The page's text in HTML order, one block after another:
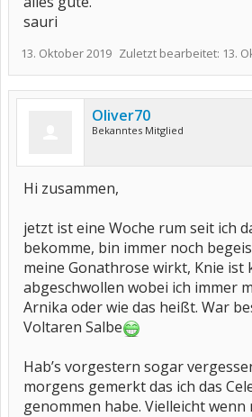
sauri
13. Oktober 2019 Zuletzt bearbeitet: 13.
Oliver70
Bekanntes Mitglied
Hi zusammen,
jetzt ist eine Woche rum seit ich
bekomme, bin immer noch
meine Gonathrose wirkt, Knie ist
abgeschwollen wobei ich immer
Arnika oder wie das heißt. War
Voltaren Salbe
Hab’s vorgestern sogar
morgens gemerkt das ich das
genommen habe. Vielleicht wenn